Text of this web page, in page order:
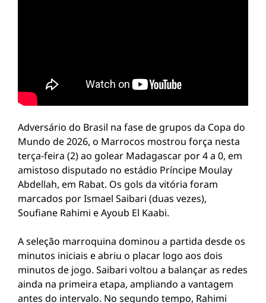
Adversário do Brasil na fase de grupos da Copa do
Mundo de 2026, o Marrocos mostrou força nesta
terça-feira (2) ao golear Madagascar por 4 a 0, em
amistoso disputado no estádio Príncipe Moulay
Abdellah, em Rabat. Os gols da vitória foram
marcados por Ismael Saibari (duas vezes),
Soufiane Rahimi e Ayoub El Kaabi.
A seleção marroquina dominou a partida desde os
minutos iniciais e abriu o placar logo aos dois
minutos de jogo. Saibari voltou a balançar as redes
ainda na primeira etapa, ampliando a vantagem
antes do intervalo. No segundo tempo, Rahimi